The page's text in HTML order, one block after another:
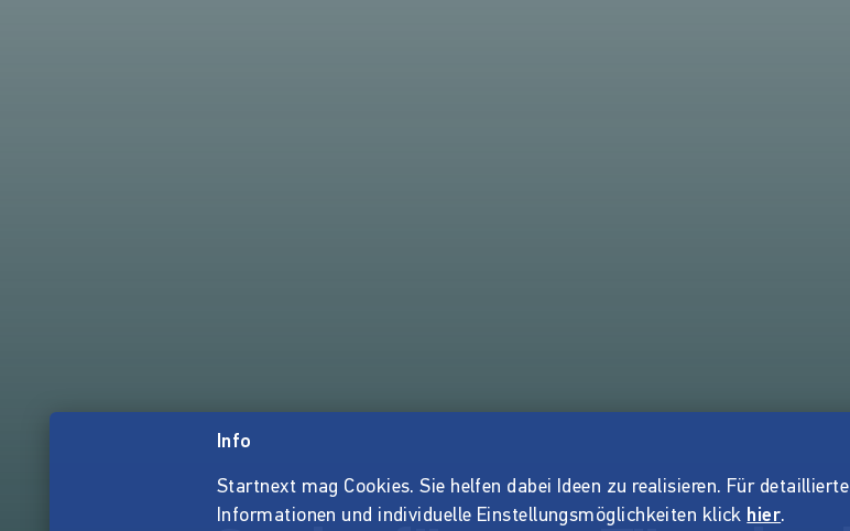
Info
Startnext mag Cookies. Sie helfen dabei Ideen zu realisieren. Für detaillierte
Informationen und individuelle Einstellungsmöglichkeiten klick hier.